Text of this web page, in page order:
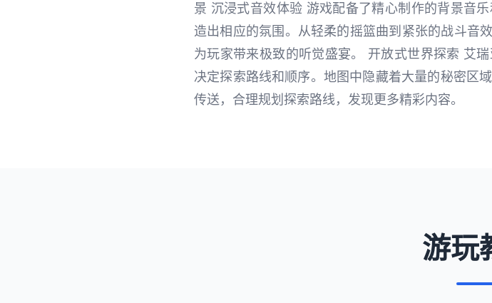
景 沉浸式音效体验 游戏配备了精心制作的背景音
造出相应的氛围。从轻柔的摇篮曲到紧张的战斗音
为玩家带来极致的听觉盛宴。 开放式世界探索 艾
决定探索路线和顺序。地图中隐藏着大量的秘密区
传送，合理规划探索路线，发现更多精彩内容。
游玩